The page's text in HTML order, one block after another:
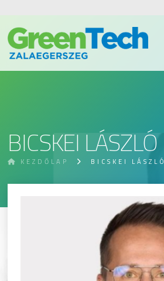
BICSKEI LÁSZLÓ
KEZDŐLAP BICSKEI LÁSZLÓ